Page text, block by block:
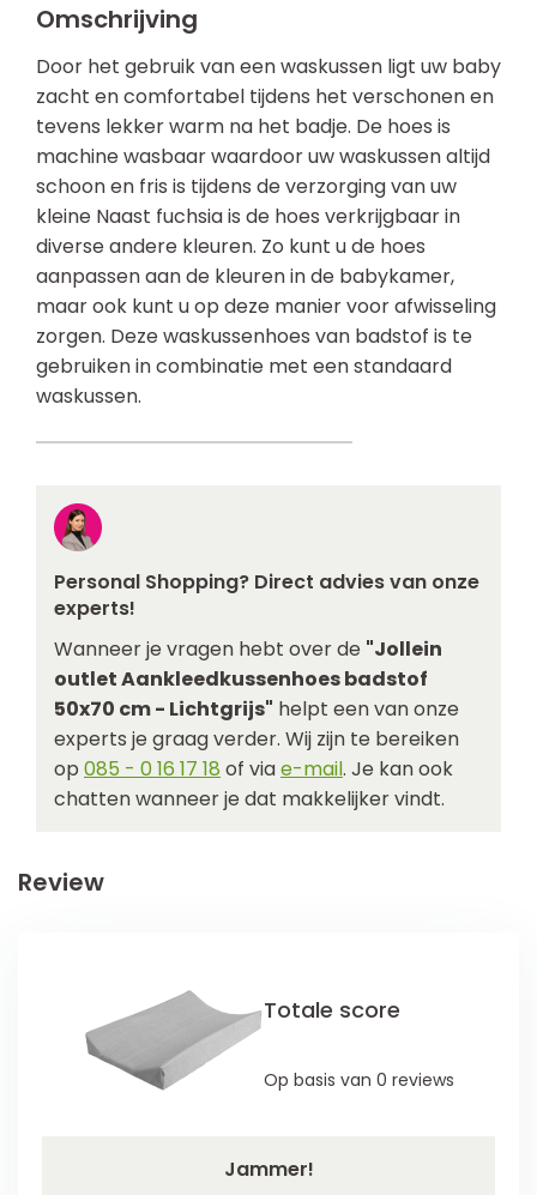
Omschrijving
Door het gebruik van een waskussen ligt uw baby
zacht en comfortabel tijdens het verschonen en
tevens lekker warm na het badje. De hoes is
machine wasbaar waardoor uw waskussen altijd
schoon en fris is tijdens de verzorging van uw
kleine Naast fuchsia is de hoes verkrijgbaar in
diverse andere kleuren. Zo kunt u de hoes
aanpassen aan de kleuren in de babykamer,
maar ook kunt u op deze manier voor afwisseling
zorgen. Deze waskussenhoes van badstof is te
gebruiken in combinatie met een standaard
waskussen.
Personal Shopping? Direct advies van onze
experts!
Wanneer je vragen hebt over de "Jollein
outlet Aankleedkussenhoes badstof
50x70 cm - Lichtgrijs" helpt een van onze
experts je graag verder. Wij zijn te bereiken
op 085 - 0 16 17 18 of viae-mail. Je kan ook
chatten wanneer je dat makkelijker vindt.
Review
Jammer!
Totale score
Op basis van 0 reviews